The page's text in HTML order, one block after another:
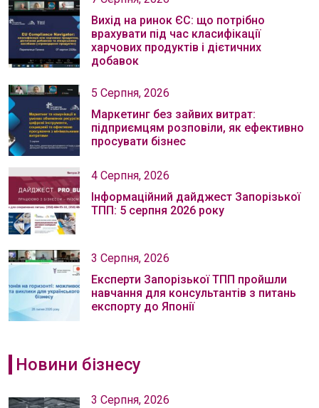
Вихід на ринок ЄС: що потрібно
врахувати під час класифікації
харчових продуктів і дієтичних
добавок
5 Серпня, 2026
Маркетинг без зайвих витрат:
підприємцям розповіли, як ефективно
просувати бізнес
4 Серпня, 2026
Інформаційний дайджест Запорізької
ТПП: 5 серпня 2026 року
3 Серпня, 2026
Експерти Запорізької ТПП пройшли
навчання для консультантів з питань
експорту до Японії
Новини бізнесу
3 Серпня, 2026